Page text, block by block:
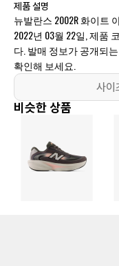
제품 설명
뉴발란스 2002R 화이트
2022년 03월 22일, 제품
다. 발매 정보가 공개되
확인해 보세요.
사이
비슷한 상품